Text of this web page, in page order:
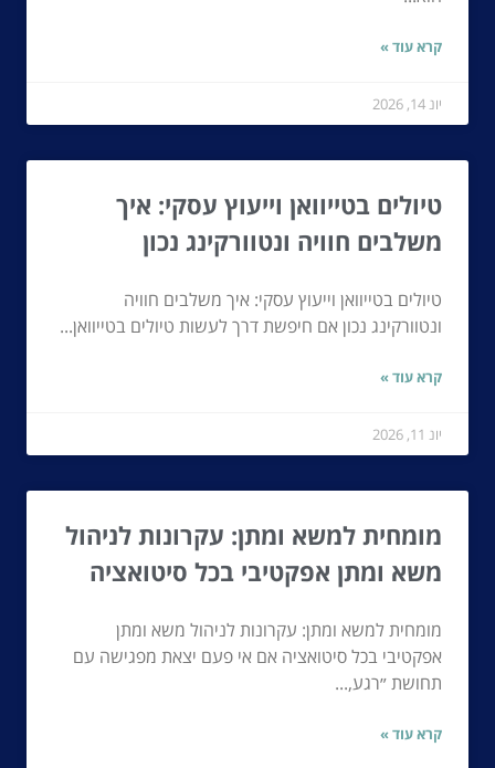
קרא עוד »
יונ 14, 2026
טיולים בטייוואן וייעוץ עסקי: איך
משלבים חוויה ונטוורקינג נכון
טיולים בטייוואן וייעוץ עסקי: איך משלבים חוויה
ונטוורקינג נכון אם חיפשת דרך לעשות טיולים בטייוואן...
קרא עוד »
יונ 11, 2026
מומחית למשא ומתן: עקרונות לניהול
משא ומתן אפקטיבי בכל סיטואציה
מומחית למשא ומתן: עקרונות לניהול משא ומתן
אפקטיבי בכל סיטואציה אם אי פעם יצאת מפגישה עם
תחושת ״רגע,...
קרא עוד »